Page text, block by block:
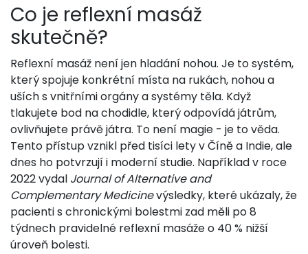
Co je reflexní masáž
skutečně?
Reflexní masáž není jen hladání nohou. Je to systém,
který spojuje konkrétní místa na rukách, nohou a
uších s vnitřními orgány a systémy těla. Když
tlakujete bod na chodidle, který odpovídá játrům,
ovlivňujete právě játra. To není magie - je to věda.
Tento přístup vznikl před tisíci lety v Číně a Indie, ale
dnes ho potvrzují i moderní studie. Například v roce
2022 vydal Journal of Alternative and
Complementary Medicinevýsledky, které ukázaly, že
pacienti s chronickými bolestmi zad měli po 8
týdnech pravidelné reflexní masáže o 40 % nižší
úroveň bolesti.